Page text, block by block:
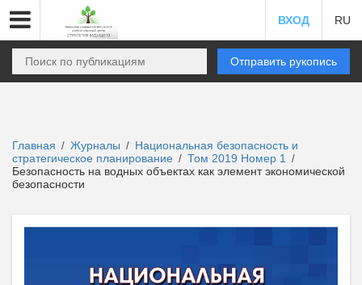
ВХОД RU
Отправить рукопись
Главная / Журналы / Национальная безопасность и
стратегическое планирование / Том 2019 Номер 1 /
Безопасность на водных объектах как элемент экономической
безопасности